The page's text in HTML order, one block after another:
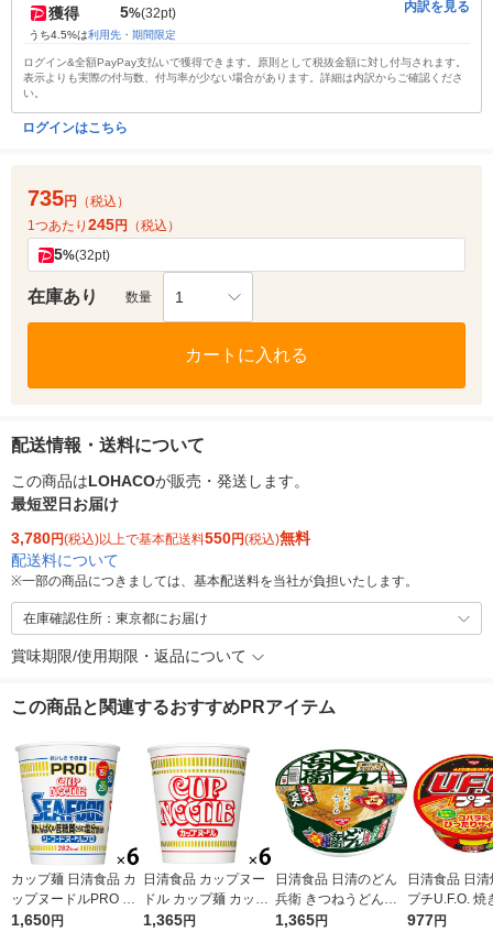
獲得 5%(32pt)
うち4.5%は利用先・期間限定
内訳を見る
ログイン&全額PayPay支払いで獲得できます。原則として税抜金額に対し付与されます。
表示よりも実際の付与数、付与率が少ない場合があります。詳細は内訳からご確認くださ
い。
ログインはこちら
735円
（税込）
1つあたり 245円 （税込）
5%(32pt)
在庫あり 数量 1
カートに入れる
配送情報・送料について
この商品はLOHACOが販売・発送します。
最短翌日お届け
3,780円(税込)以上で基本配送料550円(税込)無料
配送料について
※一部の商品につきましては、基本配送料を当社が負担いたします。
在庫確認住所：東京都にお届け
賞味期限/使用期限・返品について
この商品と関連するおすすめPRアイテム
カップ麺 日清食品 カ
ップヌードルPRO シ
ーフード(プロ) 高たん
1,650円
日清食品 カップヌー
ドル カップ麺 カップ
ラーメン 1セット（6
1,365円
日清食品 日清のどん
兵衛 きつねうどん
（西日本版） （6個入
1,365円
日清食品 日
プチU.F.O. 焼
3g 6個 カップ
977円